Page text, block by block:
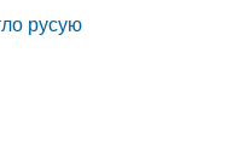
русую